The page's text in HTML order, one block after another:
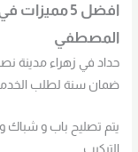
افضل 5
المصطفي
ضمان سنة لطلب
يتم تصليح باب و شباك
التركيب